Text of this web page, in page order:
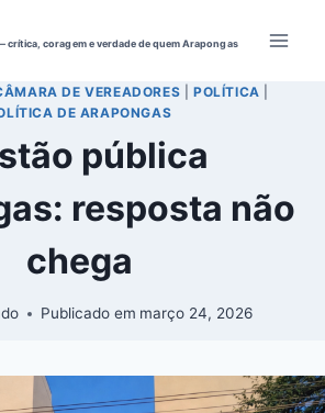
crítica, coragem e verdade de quem Arapongas
DE VEREADORES POLÍTICA
DE ARAPONGAS
pública
resposta não
chega
Publicado em março 24, 2026